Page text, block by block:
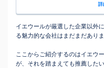
詳
イエウールが厳選した企業以外
る魅力的な会社はまだまだありま
ここからご紹介するのはイエウ
が、それを踏まえても推薦した